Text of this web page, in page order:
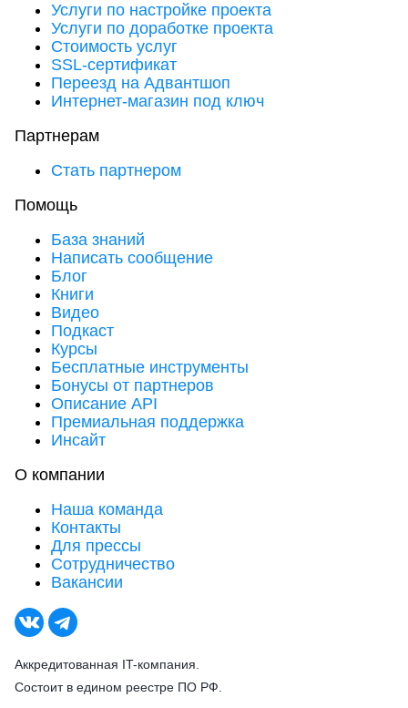
Услуги по настройке проекта
Услуги по доработке проекта
Стоимость услуг
SSL-сертификат
Переезд на Адвантшоп
Интернет-магазин под ключ
Партнерам
Стать партнером
Помощь
База знаний
Написать сообщение
Блог
Книги
Видео
Подкаст
Курсы
Бесплатные инструменты
Бонусы от партнеров
Описание API
Премиальная поддержка
Инсайт
О компании
Наша команда
Контакты
Для прессы
Сотрудничество
Вакансии
Аккредитованная IT-компания.
Состоит в едином реестре ПО РФ.